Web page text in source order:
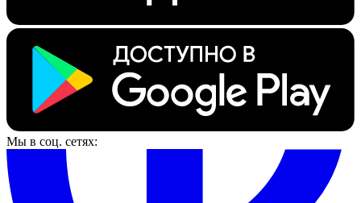
Мы в соц. сетях: